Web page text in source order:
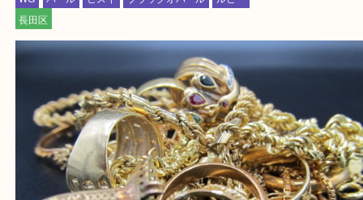
金歯
アメジスト K24 金 銀杯 全て Pt1000
貴金属
ーム
カメオ K21,6 宝石 シルバーアクセサリー オパール
金製品
金杯 K18 黒蝶真珠 銀製品 Pt800 K14 サンゴ サ
ブラックオパール
ルビー